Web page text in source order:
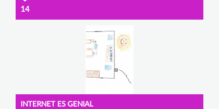
14
INTERNET ES GENIAL